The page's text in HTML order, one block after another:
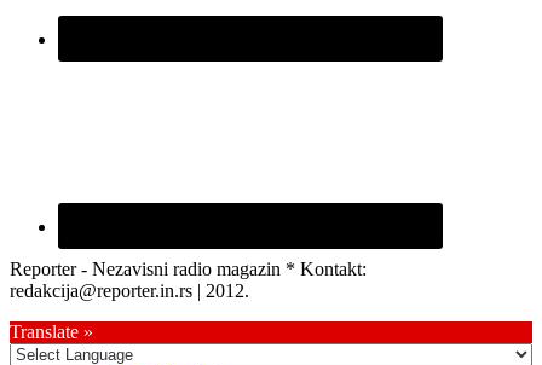
Reporter - Nezavisni radio magazin * Kontakt:
redakcija@reporter.in.rs | 2012.
Translate »